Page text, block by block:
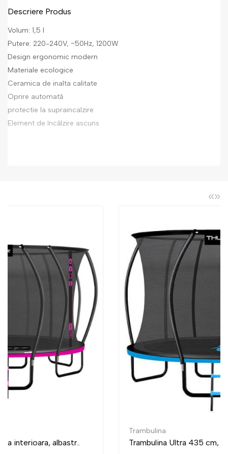
Descriere Produs
Volum: 1,5 l
Putere: 220-240V, ~50Hz, 1200W
Design ergonomic modern
Materiale ecologice
Ceramica de inalta calitate
Oprire automată
protectie la supraincalzire
Element de încălzire ascuns
«»
Trambulina Ultra 435 cm, plasa interioara, albastr..